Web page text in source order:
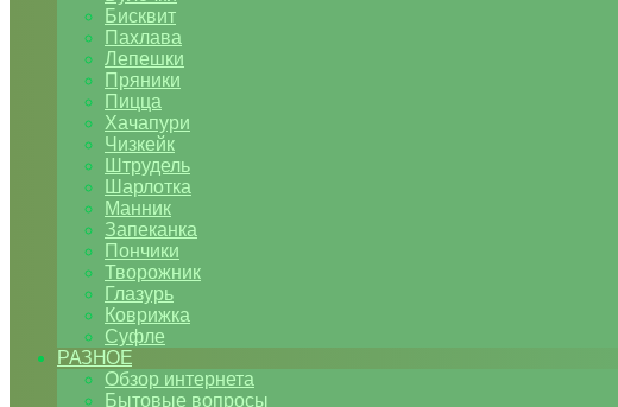
Бисквит
Пахлава
Лепешки
Пряники
Пицца
Хачапури
Чизкейк
Штрудель
Шарлотка
Манник
Запеканка
Пончики
Творожник
Глазурь
Коврижка
Суфле
РАЗНОЕ
Обзор интернета
Бытовые вопросы